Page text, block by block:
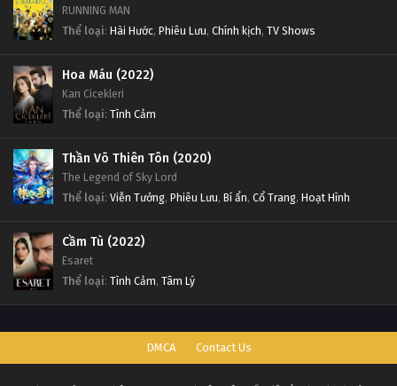
RUNNING MAN
Thể loại: Hài Hước, Phiêu Lưu, Chính kịch, TV Shows
Hoa Máu (2022)
Kan Cicekleri
Thể loại: Tình Cảm
Thần Võ Thiên Tôn (2020)
The Legend of Sky Lord
Thể loại: Viễn Tưởng, Phiêu Lưu, Bí ẩn, Cổ Trang, Hoạt Hình
Cầm Tù (2022)
Esaret
Thể loại: Tình Cảm, Tâm Lý
DMCA Contact Us